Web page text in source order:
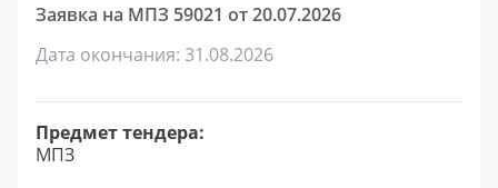
Заявка на МПЗ 59021 от 20.07.2026
Дата окончания: 31.08.2026
Предмет тендера:
МПЗ